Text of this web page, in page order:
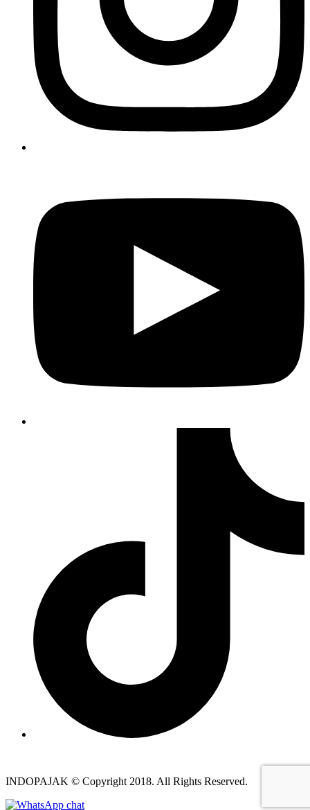
INDOPAJAK © Copyright 2018. All Rights Reserved.